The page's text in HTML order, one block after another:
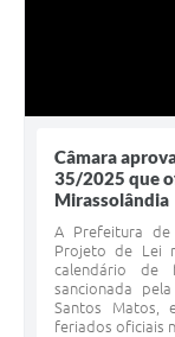
Câmara
35/2025 que
Mirassolândia
A Prefeitura de
Projeto de Lei
calendário de
sancionada
Santos Matos,
feriados oficiais